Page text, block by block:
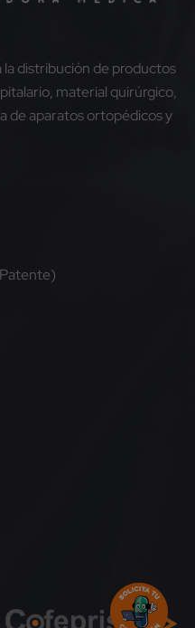
la distribución de productos
material quirúrgico,
de aparatos ortopédicos y